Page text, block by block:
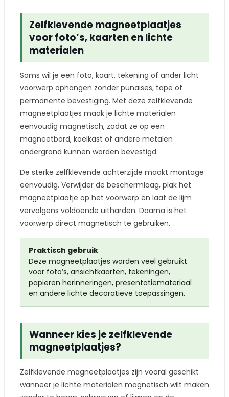
Zelfklevende magneetplaatjes
voor foto’s, kaarten en lichte
materialen
Soms wil je een foto, kaart, tekening of ander licht
voorwerp ophangen zonder punaises, tape of
permanente bevestiging. Met deze zelfklevende
magneetplaatjes maak je lichte materialen
eenvoudig magnetisch, zodat ze op een
magneetbord, koelkast of andere metalen
ondergrond kunnen worden bevestigd.
De sterke zelfklevende achterzijde maakt montage
eenvoudig. Verwijder de beschermlaag, plak het
magneetplaatje op het voorwerp en laat de lijm
vervolgens voldoende uitharden. Daarna is het
voorwerp direct magnetisch te gebruiken.
Praktisch gebruik
Deze magneetplaatjes worden veel gebruikt
voor foto’s, ansichtkaarten, tekeningen,
papieren herinneringen, presentatiemateriaal
en andere lichte decoratieve toepassingen.
Wanneer kies je zelfklevende
magneetplaatjes?
Zelfklevende magneetplaatjes zijn vooral geschikt
wanneer je lichte materialen magnetisch wilt maken